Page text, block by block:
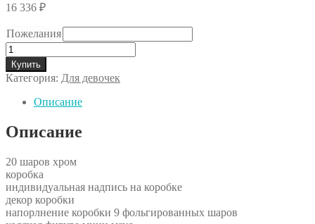
16 336 ₽
Пожелания
Количество
товара
Сет
№1059
Купить
Категория: Для девочек
Описание
Описание
20 шаров хром
коробка
индивидуальная надпись на коробке
декор коробки
напорлнение коробки 9 фольгированных шаров